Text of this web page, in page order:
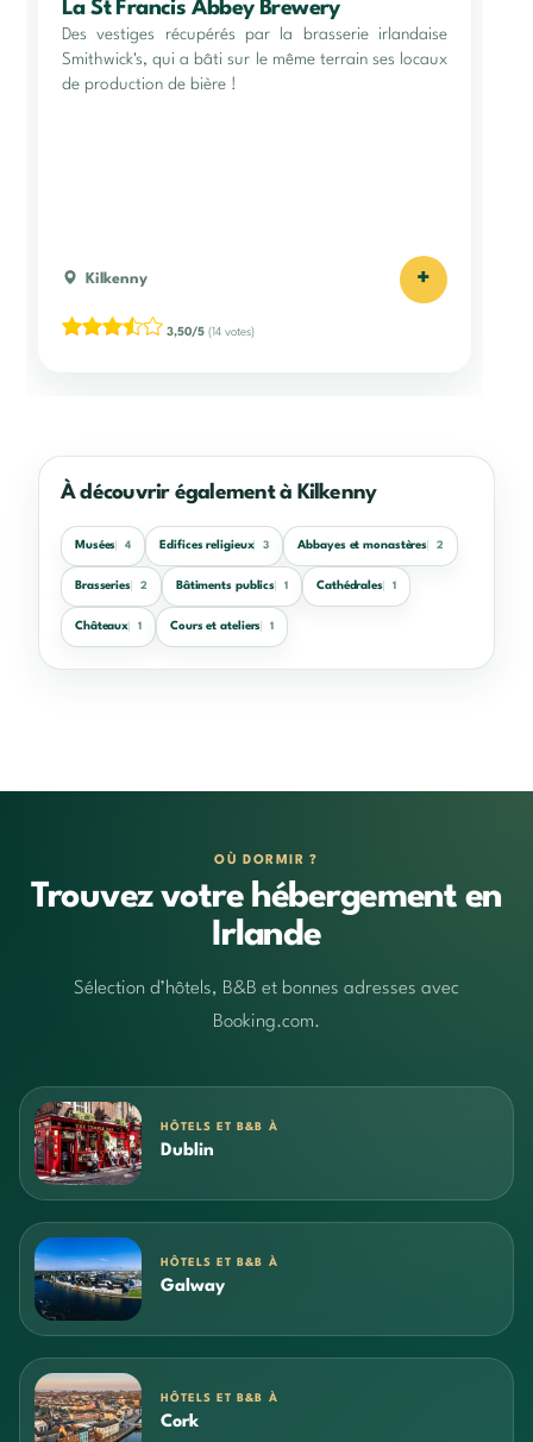
La St Francis Abbey Brewery
Des vestiges récupérés par la brasserie irlandaise
Smithwick's, qui a bâti sur le même terrain ses locaux
de production de bière !
Kilkenny +
3,50/5 (14 votes)
À découvrir également à Kilkenny
Musées 4 Edifices religieux 3 Abbayes et monastères 2
Brasseries 2 Bâtiments publics 1 Cathédrales 1
Châteaux 1 Cours et ateliers 1
OÙ DORMIR ?
Trouvez votre hébergement en
Irlande
Sélection d’hôtels, B&B et bonnes adresses avec
Booking.com.
HÔTELS ET B&B À
Dublin
HÔTELS ET B&B À
Galway
HÔTELS ET B&B À
Cork